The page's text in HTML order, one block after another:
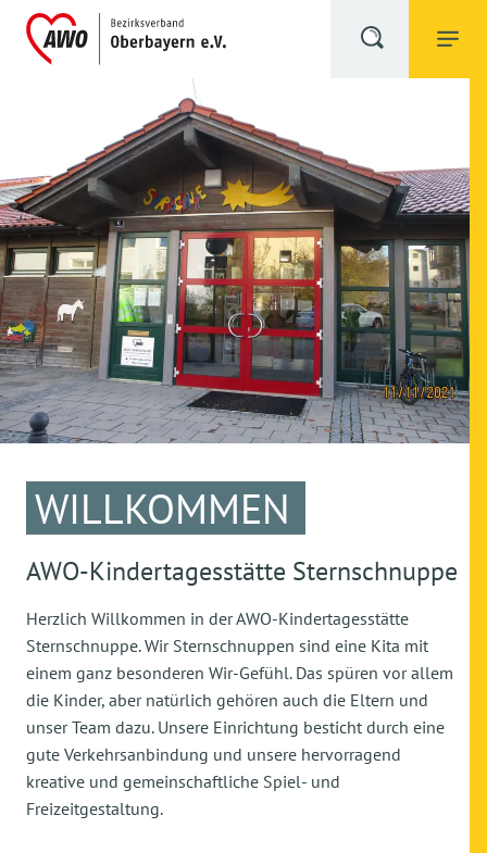
WILLKOMMEN
AWO-Kindertagesstätte Sternschnuppe
Herzlich Willkommen in der AWO-Kindertagesstätte
Sternschnuppe. Wir Sternschnuppen sind eine Kita mit
einem ganz besonderen Wir-Gefühl. Das spüren vor allem
die Kinder, aber natürlich gehören auch die Eltern und
unser Team dazu. Unsere Einrichtung besticht durch eine
gute Verkehrsanbindung und unsere hervorragend
kreative und gemeinschaftliche Spiel- und
Freizeitgestaltung.